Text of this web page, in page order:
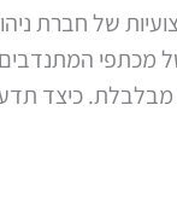
של חברת
מכתפי
מבלבלת. כיצד